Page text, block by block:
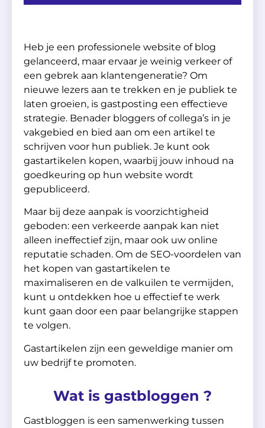
Heb je een professionele website of blog
gelanceerd, maar ervaar je weinig verkeer of
een gebrek aan klantengeneratie? Om
nieuwe lezers aan te trekken en je publiek te
laten groeien, is gastposting een effectieve
strategie. Benader bloggers of collega’s in je
vakgebied en bied aan om een artikel te
schrijven voor hun publiek. Je kunt ook
gastartikelen kopen, waarbij jouw inhoud na
goedkeuring op hun website wordt
gepubliceerd.
Maar bij deze aanpak is voorzichtigheid
geboden: een verkeerde aanpak kan niet
alleen ineffectief zijn, maar ook uw online
reputatie schaden. Om de SEO-voordelen van
het kopen van gastartikelen te
maximaliseren en de valkuilen te vermijden,
kunt u ontdekken hoe u effectief te werk
kunt gaan door een paar belangrijke stappen
te volgen.
Gastartikelen zijn een geweldige manier om
uw bedrijf te promoten.
Wat is gastbloggen ?
Gastbloggen is een samenwerking tussen